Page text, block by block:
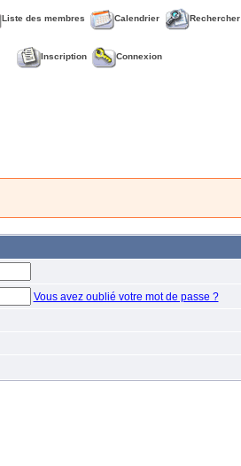
Liste des membres Calendrier Rechercher
Inscription Connexion
Vous avez oublié votre mot de passe ?